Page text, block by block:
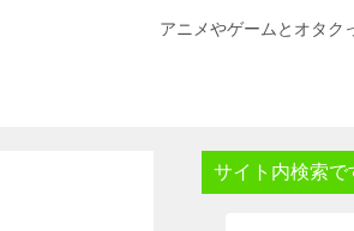
アニメやゲームとオタク
サイト内検索で